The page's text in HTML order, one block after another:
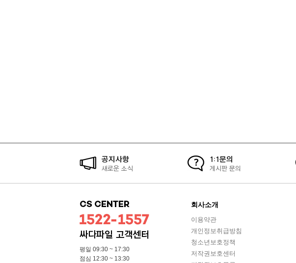
공지사항
새로운 소식
1:1문의
게시판 문의
싸다파일 고객센터
평일 09:30 ~ 17:30
점심 12:30 ~ 13:30
회사소개
이용약관
개인정보취급방침
청소년보호정책
저작권보호센터